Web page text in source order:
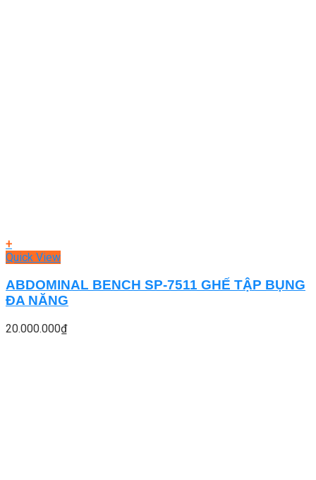
+
Quick View
ABDOMINAL BENCH SP-7511 GHẾ TẬP BỤNG
ĐA NĂNG
20.000.000₫